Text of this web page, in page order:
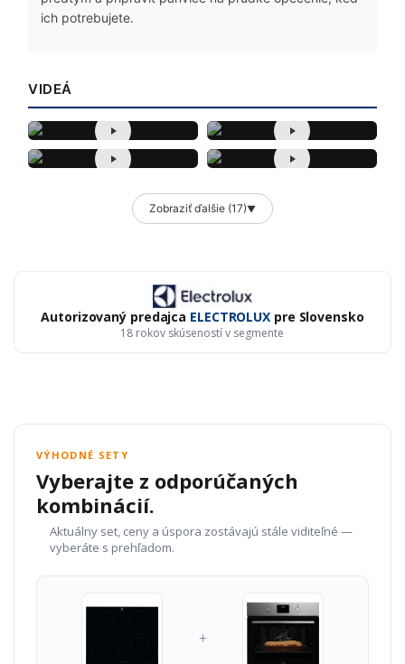
ich potrebujete.
VIDEÁ
Zobraziť ďalšie (17)▼
Autorizovaný predajca ELECTROLUX pre Slovensko
18 rokov skúseností v segmente
VÝHODNÉ SETY
Vyberajte z odporúčaných
kombinácií.
Aktuálny set, ceny a úspora zostávajú stále viditeľné —
vyberáte s prehľadom.
+